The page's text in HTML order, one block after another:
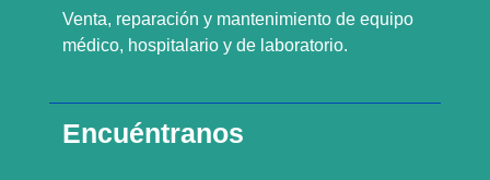
Venta, reparación y mantenimiento de equipo
médico, hospitalario y de laboratorio.
Encuéntranos